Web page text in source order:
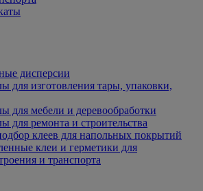
дисперсии
для изготовления тары, упаковки,
для мебели и деревообработки
для ремонта и строительства
клеев для напольных покрытий
клеи и герметики для
и транспорта